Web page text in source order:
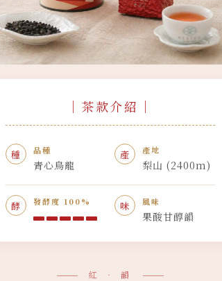
｜茶款介紹｜
種 品種
青心烏龍
產 產地
梨山 (2400m)
酵 發酵度 100% 味 風味
果酸甘醇韻
紅 ‧ 韻